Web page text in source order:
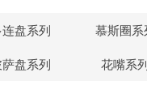
连盘系列 慕斯圈系
盘系列 花嘴系